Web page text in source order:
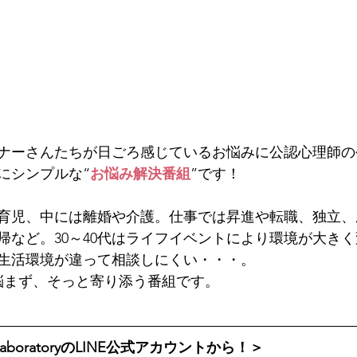
ーさんたちが日ごろ感じているお悩みに公認心理師
シンプルな“お悩み解決番組 ”です！
児、中には離婚や介護。仕事では昇進や転職、独立
など。30～40代はライフイベントにより環境が大き
活環境が違って相談しにくい・・・。
ず、そっと寄り添う番組です。
のLINE公式アカウントから！＞